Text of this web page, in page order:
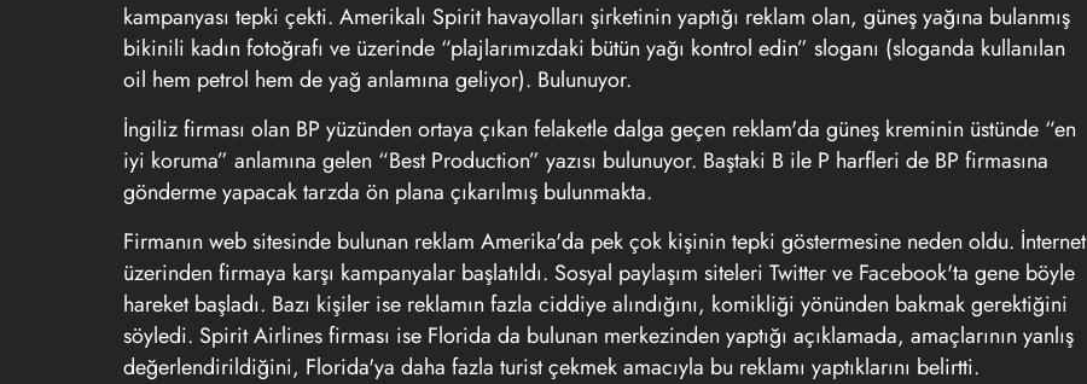
kampanyası tepki çekti. Amerikalı Spirit havayolları şirketinin yaptığı reklam olan, güneş yağına bulanmış
bikinili kadın fotoğrafı ve üzerinde “plajlarımızdaki bütün yağı kontrol edin” sloganı (sloganda kullanılan
oil hem petrol hem de yağ anlamına geliyor). Bulunuyor.
İngiliz firması olan BP yüzünden ortaya çıkan felaketle dalga geçen reklam'da güneş kreminin üstünde “en
iyi koruma” anlamına gelen “Best Production” yazısı bulunuyor. Baştaki B ile P harfleri de BP firmasına
gönderme yapacak tarzda ön plana çıkarılmış bulunmakta.
Firmanın web sitesinde bulunan reklam Amerika'da pek çok kişinin tepki göstermesine neden oldu. İnternet
üzerinden firmaya karşı kampanyalar başlatıldı. Sosyal paylaşım siteleri Twitter ve Facebook'ta gene böyle
hareket başladı. Bazı kişiler ise reklamın fazla ciddiye alındığını, komikliği yönünden bakmak gerektiğini
söyledi. Spirit Airlines firması ise Florida da bulunan merkezinden yaptığı açıklamada, amaçlarının yanlış
değerlendirildiğini, Florida'ya daha fazla turist çekmek amacıyla bu reklamı yaptıklarını belirtti.